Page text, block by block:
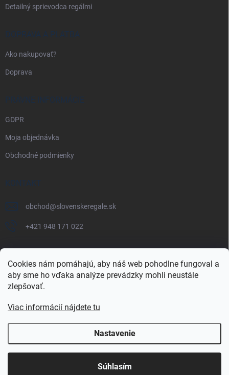
Cookies nám pomáhajú, aby náš web pohodlne fungoval a
aby sme ho vďaka analýze prevádzky mohli neustále
zlepšovať.
Viac informácií nájdete tu
Nastavenie
Súhlasím
Detailný sprievodca regálmi
DOPRAVA A PLATBA
Ako nakupovať?
Doprava
PRÁVNE INFORMÁCIE
GDPR
Moja objednávka
Obchodné podmienky
KONTAKT
obchod@slovenskeregale.sk
+421 948 171 022
Najnakup.sk Heureka.sk Pricemania.sk
slovenskéregále.sk